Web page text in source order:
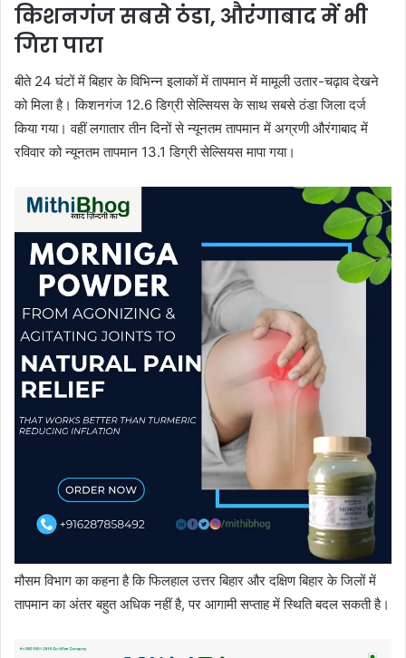
किशनगंज सबसे ठंडा, औरंगाबाद में भी
गिरा पारा
बीते 24 घंटों में बिहार के विभिन्न इलाकों में तापमान में मामूली उतार-चढ़ाव देखने
को मिला है। किशनगंज 12.6 डिग्री सेल्सियस के साथ सबसे ठंडा जिला दर्ज
किया गया। वहीं लगातार तीन दिनों से न्यूनतम तापमान में अग्रणी औरंगाबाद में
रविवार को न्यूनतम तापमान 13.1 डिग्री सेल्सियस मापा गया।
मौसम विभाग का कहना है कि फिलहाल उत्तर बिहार और दक्षिण बिहार के जिलों में
तापमान का अंतर बहुत अधिक नहीं है, पर आगामी सप्ताह में स्थिति बदल सकती है।